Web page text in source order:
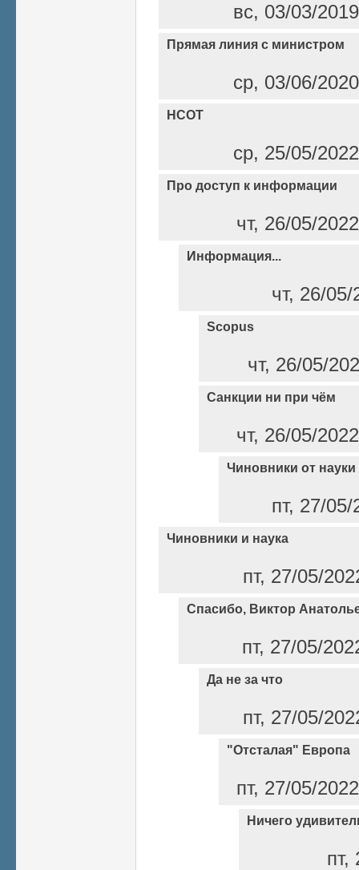
вс, 03/03/
Прямая линия с министром
ср, 03/06/
НСОТ
ср, 25/05/
Про доступ к информации
чт, 26/05/
Информация...
чт, 26/
Scopus
чт, 26/05/
Санкции ни при чём
чт, 26/05/
Чиновники от науки
пт, 27/
Чиновники и наука
пт, 27/05/
Спасибо, Виктор
пт, 27/05/
Да не за что
пт, 27/05/
"Отсталая" Европа
пт, 27/05/
Ничего
пт,